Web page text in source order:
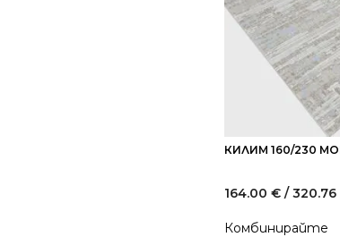
КИЛИМ 160/230
164.00 € / 320.76
Комбинирайте